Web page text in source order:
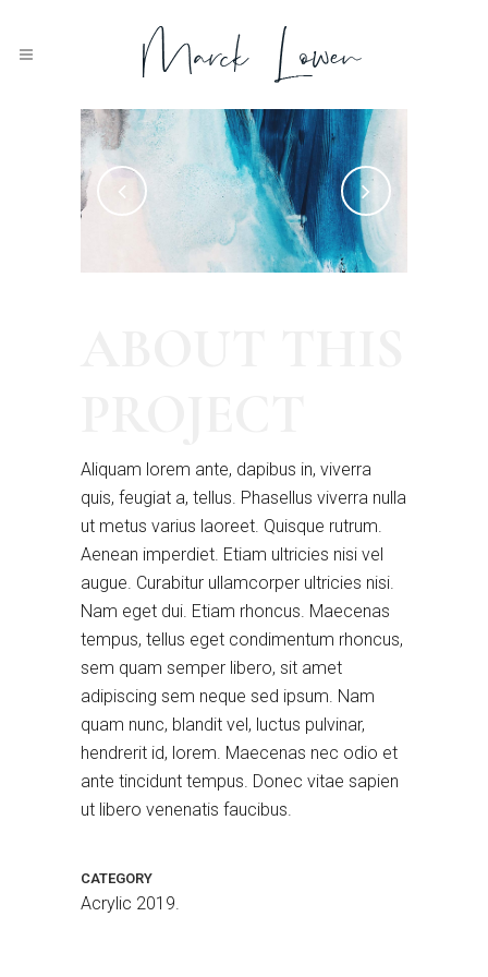
Blue Sky Acrylic 2019.
Aliquam lorem ante, dapibus in, viverra
quis, feugiat a, tellus. Phasellus viverra nulla
ut metus varius laoreet. Quisque rutrum.
Aenean imperdiet. Etiam ultricies nisi vel
augue. Curabitur ullamcorper ultricies nisi.
Nam eget dui. Etiam rhoncus. Maecenas
tempus, tellus eget condimentum rhoncus,
sem quam semper libero, sit amet
adipiscing sem neque sed ipsum. Nam
quam nunc, blandit vel, luctus pulvinar,
hendrerit id, lorem. Maecenas nec odio et
ante tincidunt tempus. Donec vitae sapien
ut libero venenatis faucibus.
CATEGORY
Acrylic 2019.